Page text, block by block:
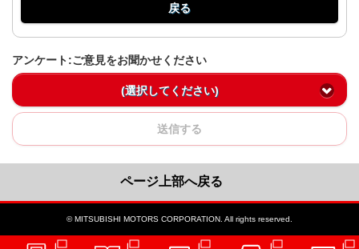
戻る
アンケート:ご意見をお聞かせください
(選択してください)
送信する
ページ上部へ戻る
© MITSUBISHI MOTORS CORPORATION. All rights reserved.